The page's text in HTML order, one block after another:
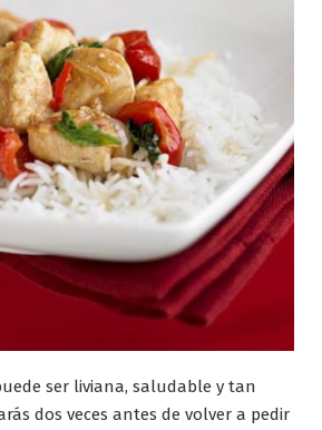
ser liviana, saludable y tan
dos veces antes de volver a pedir